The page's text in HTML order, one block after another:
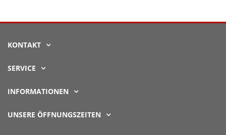
KONTAKT
SERVICE
INFORMATIONEN
UNSERE ÖFFNUNGSZEITEN